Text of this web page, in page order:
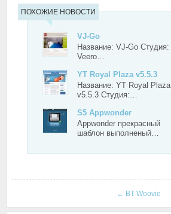
ПОХОЖИЕ НОВОСТИ
VJ-Go
Название: VJ-Go Студия:
Veero…
YT Royal Plaza v5.5.3
Название: YT Royal Plaza
v5.5.3 Студия:…
S5 Appwonder
Appwonder прекрасный
шаблон выполненый…
← BT Woovie